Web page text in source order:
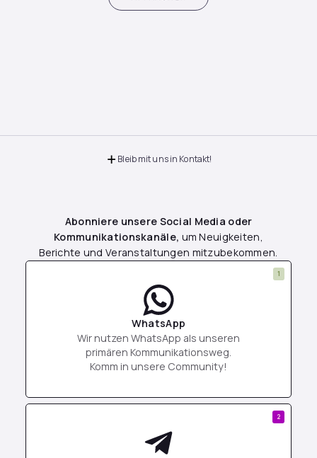
Bleib mit uns in Kontakt!
Abonniere unsere Social Media oder
Kommunikationskanäle, um Neuigkeiten,
Berichte und Veranstaltungen mitzubekommen.
WhatsApp
Wir nutzen WhatsApp als unseren
primären Kommunikationsweg.
Komm in unsere Community!
1
2